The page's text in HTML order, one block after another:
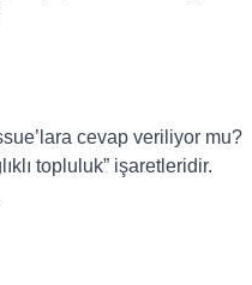
cevap veriliyor mu?
topluluk” işaretleridir.